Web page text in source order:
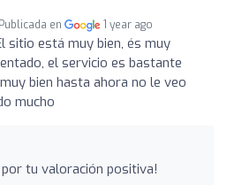
Publicada en 1 year ago
sitio está muy bien, és muy
el servicio es bastante
bien hasta ahora no le veo
mucho
por tu valoración positiva!